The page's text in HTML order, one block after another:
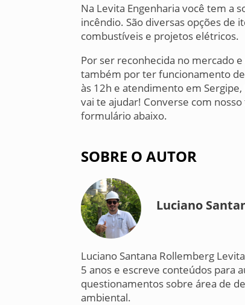
Na Levita Engenharia você tem a
incêndio. São diversas opções de
combustíveis e projetos elétricos.
Por ser reconhecida no mercado
também por ter funcionamento de
às 12h e atendimento em Sergipe,
vai te ajudar! Converse com
formulário abaixo.
SOBRE O AUTOR
Luciano
Luciano Santana Rollemberg
5 anos e escreve conteúdos para
questionamentos sobre área de
ambiental.